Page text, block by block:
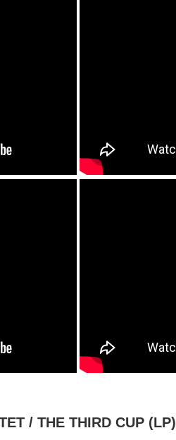
/ THE THIRD CUP (LP)